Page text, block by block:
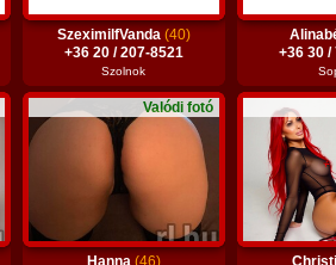
SzeximilfVanda (40)
+36 20 / 207-8521
Szolnok
+36 30 /
Valódi fotó
Hanna (46)